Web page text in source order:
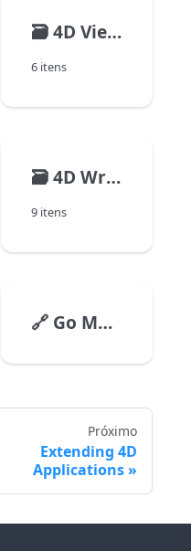
🗃️4D View Pro
6 itens
🗃️4D Write Pro
9 itens
🔗 Go Mobile with 4D
Próximo
Extending 4D
Applications